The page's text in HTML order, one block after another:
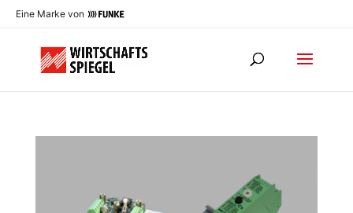
Eine Marke von